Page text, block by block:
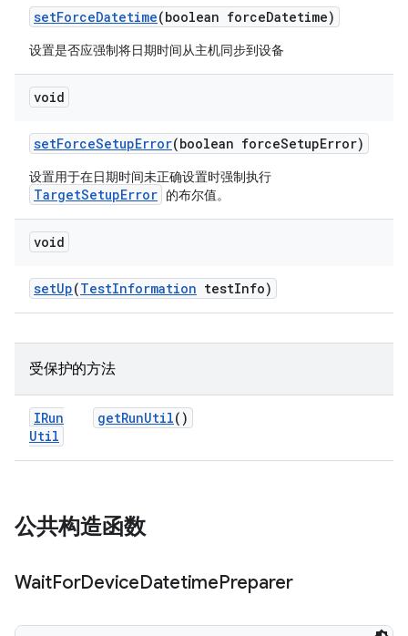
setForceDatetime(boolean forceDatetime)
设置是否应强制将日期时间从主机同步到设备
void
setForceSetupError(boolean forceSetupError)
设置用于在日期时间未正确设置时强制执行
TargetSetupError 的布尔值。
void
setUp(TestInformation testInfo)
受保护的方法
IRun
Util
getRunUtil()
公共构造函数
WaitForDeviceDatetimePreparer